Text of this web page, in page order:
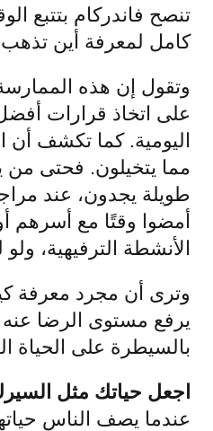
تنصح فاندركام بتتبع
كامل لمعرفة أين تذهب
وتقول إن هذه
على اتخاذ قرارات
اليومية. كما تكشف أن
مما يتخيلون. فحتى
طويلة يجدون، عند
أمضوا وقتًا مع أسرهم
الأنشطة الترفيهية،
وترى أن مجرد معرفة
يرفع مستوى الرضا عنه
بالسيطرة على الحياة
اجعل حياتك مثل
عندما يصف الناس